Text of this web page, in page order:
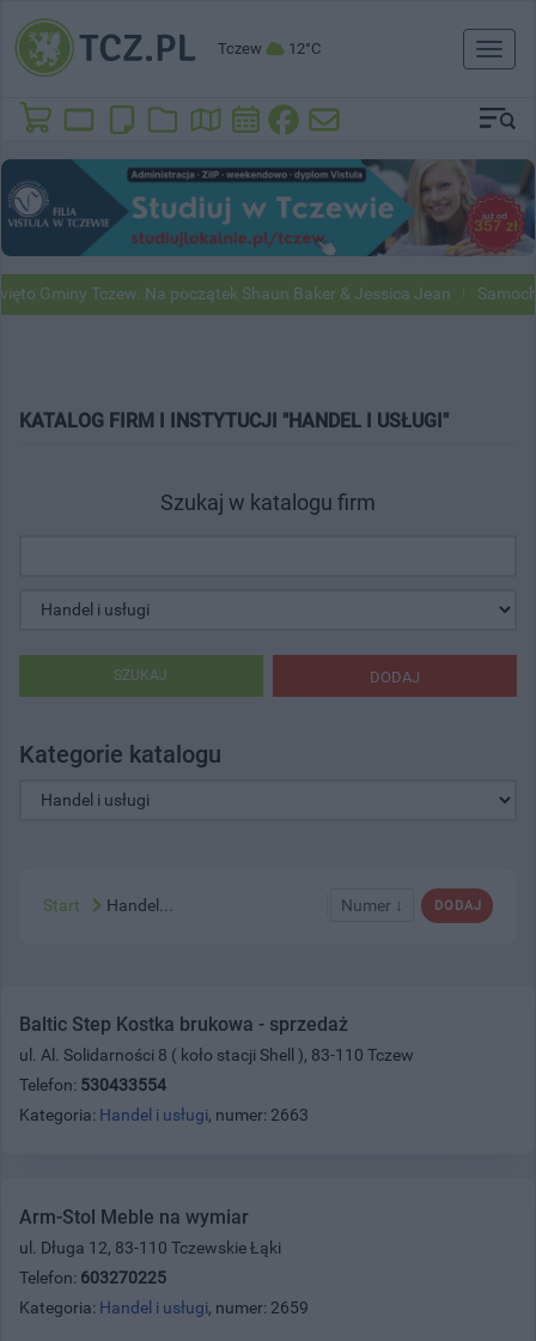
Tczew 12°C
Toggle
Gminy Tczew. Na początek Shaun Baker & Jessica Jean
KATALOG FIRM I INSTYTUCJI "HANDEL I USŁUGI"
Szukaj w katalogu firm
DODAJ
SZUKAJ
Kategorie katalogu
DODAJ
Numer ↓
Start Handel...
Baltic Step Kostka brukowa - sprzedaż
ul. Al. Solidarności 8 ( koło stacji Shell ), 83-110 Tczew
Telefon: 530433554
Kategoria: Handel i usługi, numer: 2663
Arm-Stol Meble na wymiar
ul. Długa 12, 83-110 Tczewskie Łąki
Telefon: 603270225
Kategoria: Handel i usługi, numer: 2659